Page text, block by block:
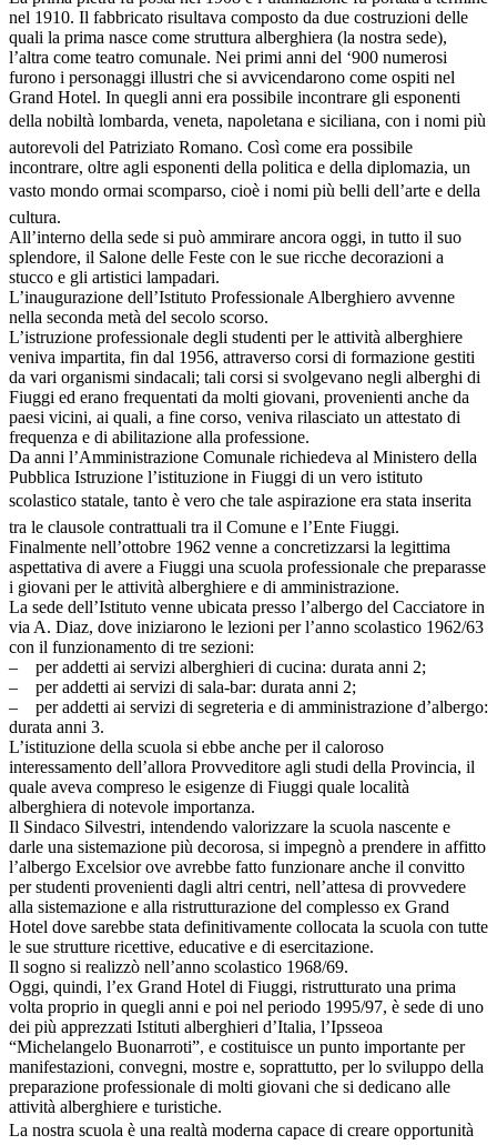
nel 1910. Il fabbricato risultava composto da due costruzioni delle
quali la prima nasce come struttura alberghiera (la nostra sede),
l’altra come teatro comunale. Nei primi anni del ‘900 numerosi
furono i personaggi illustri che si avvicendarono come ospiti nel
Grand Hotel. In quegli anni era possibile incontrare gli esponenti
della nobiltà lombarda, veneta, napoletana e siciliana, con i nomi più
autorevoli del Patriziato Romano. Così come era possibile
incontrare, oltre agli esponenti della politica e della diplomazia, un
vasto mondo ormai scomparso, cioè i nomi più belli dell’arte e della
cultura.
All’interno della sede si può ammirare ancora oggi, in tutto il suo
splendore, il Salone delle Feste con le sue ricche decorazioni a
stucco e gli artistici lampadari.
L’inaugurazione dell’Istituto Professionale Alberghiero avvenne
nella seconda metà del secolo scorso.
L’istruzione professionale degli studenti per le attività alberghiere
veniva impartita, fin dal 1956, attraverso corsi di formazione gestiti
da vari organismi sindacali; tali corsi si svolgevano negli alberghi di
Fiuggi ed erano frequentati da molti giovani, provenienti anche da
paesi vicini, ai quali, a fine corso, veniva rilasciato un attestato di
frequenza e di abilitazione alla professione.
Da anni l’Amministrazione Comunale richiedeva al Ministero della
Pubblica Istruzione l’istituzione in Fiuggi di un vero istituto
scolastico statale, tanto è vero che tale aspirazione era stata inserita
tra le clausole contrattuali tra il Comune e l’Ente Fiuggi.
Finalmente nell’ottobre 1962 venne a concretizzarsi la legittima
aspettativa di avere a Fiuggi una scuola professionale che preparasse
i giovani per le attività alberghiere e di amministrazione.
La sede dell’Istituto venne ubicata presso l’albergo del Cacciatore in
via A. Diaz, dove iniziarono le lezioni per l’anno scolastico 1962/63
con il funzionamento di tre sezioni:
– per addetti ai servizi alberghieri di cucina: durata anni 2;
– per addetti ai servizi di sala-bar: durata anni 2;
– per addetti ai servizi di segreteria e di amministrazione d’albergo:
durata anni 3.
L’istituzione della scuola si ebbe anche per il caloroso
interessamento dell’allora Provveditore agli studi della Provincia, il
quale aveva compreso le esigenze di Fiuggi quale località
alberghiera di notevole importanza.
Il Sindaco Silvestri, intendendo valorizzare la scuola nascente e
darle una sistemazione più decorosa, si impegnò a prendere in affitto
l’albergo Excelsior ove avrebbe fatto funzionare anche il convitto
per studenti provenienti dagli altri centri, nell’attesa di provvedere
alla sistemazione e alla ristrutturazione del complesso ex Grand
Hotel dove sarebbe stata definitivamente collocata la scuola con tutte
le sue strutture ricettive, educative e di esercitazione.
Il sogno si realizzò nell’anno scolastico 1968/69.
Oggi, quindi, l’ex Grand Hotel di Fiuggi, ristrutturato una prima
volta proprio in quegli anni e poi nel periodo 1995/97, è sede di uno
dei più apprezzati Istituti alberghieri d’Italia, l’Ipsseoa
“Michelangelo Buonarroti”, e costituisce un punto importante per
manifestazioni, convegni, mostre e, soprattutto, per lo sviluppo della
preparazione professionale di molti giovani che si dedicano alle
attività alberghiere e turistiche.
La nostra scuola è una realtà moderna capace di creare opportunità